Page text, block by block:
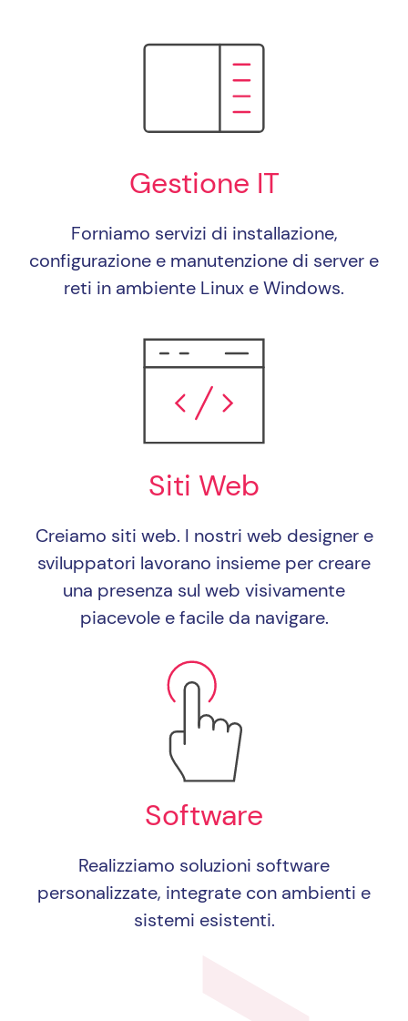
Gestione IT
Forniamo servizi di installazione,
configurazione e manutenzione di server e
reti in ambiente Linux e Windows.
Siti Web
Creiamo siti web. I nostri web designer e
sviluppatori lavorano insieme per creare
una presenza sul web visivamente
piacevole e facile da navigare.
Software
Realizziamo soluzioni software
personalizzate, integrate con ambienti e
sistemi esistenti.